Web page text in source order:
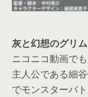
灰と幻想のグリ
ニコニコ動画で
主人公である細
でモンスターバト